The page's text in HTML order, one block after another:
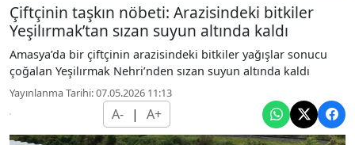
Çiftçinin taşkın nöbeti: Arazisindeki bitkiler
Yeşilırmak’tan sızan suyun altında kaldı
Amasya’da bir çiftçinin arazisindeki bitkiler yağışlar sonucu
çoğalan Yeşilırmak Nehri’nden sızan suyun altında kaldı
Yayınlanma Tarihi: 07.05.2026 11:13
A- | A+